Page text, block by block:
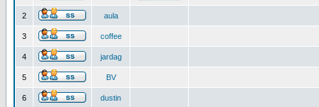
2 aula
3 coffee
4 jardag
5 BV
6 dustin